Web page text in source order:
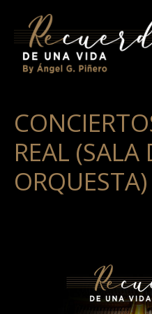
REAL (SALA
ORQUESTA)